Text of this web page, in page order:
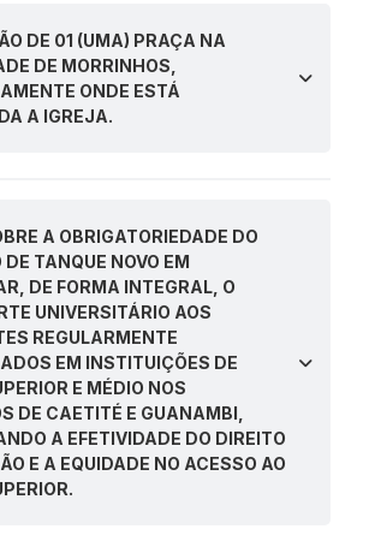
DE 01 (UMA) PRAÇA NA
DE MORRINHOS,
ONDE ESTÁ
A IGREJA.
A OBRIGATORIEDADE DO
TANQUE NOVO EM
DE FORMA INTEGRAL, O
UNIVERSITÁRIO AOS
REGULARMENTE
EM INSTITUIÇÕES DE
E MÉDIO NOS
DE CAETITÉ E GUANAMBI,
A EFETIVIDADE DO DIREITO
E A EQUIDADE NO ACESSO AO